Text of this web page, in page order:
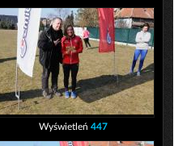
Wyświetleń 447